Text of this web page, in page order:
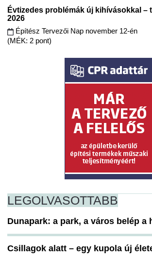
Évtizedes problémák új kihívásokkal –
2026
Építész Tervezői Nap november 12-én
(MÉK: 2 pont)
LEGOLVASOTTABB
Dunapark: a park, a város belép a
Csillagok alatt – egy kupola új